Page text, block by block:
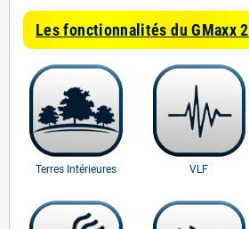
Les fonctionnalités du GMaxx 2
Terres Intérieures VLF